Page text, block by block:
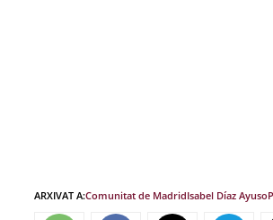
ARXIVAT A:Comunitat de MadridIsabel Díaz Ayuso